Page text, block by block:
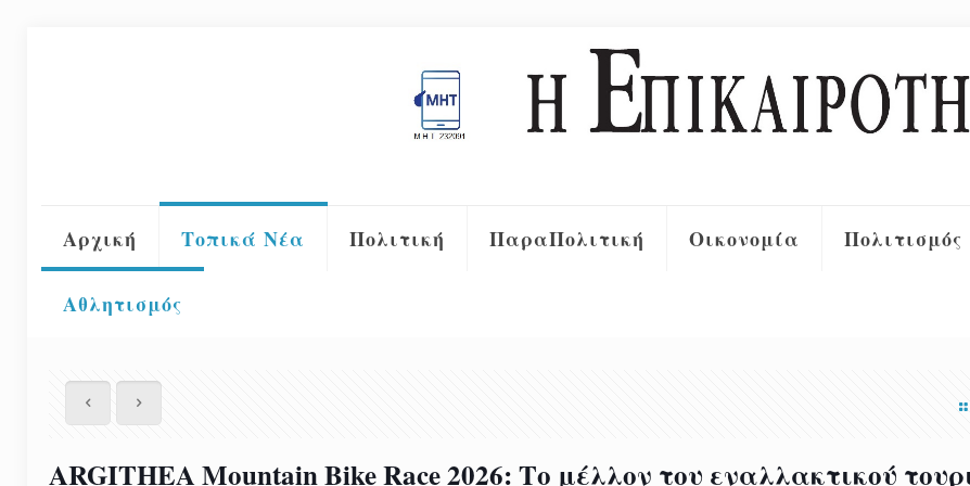
Αρχική Τοπικά Νέα Πολιτική ΠαραΠολιτική Οικονομία Πολιτισμός
Αθλητισμός
ARGITHEA Mountain Bike Race 2026: Το μέλλον του εναλλακτικού